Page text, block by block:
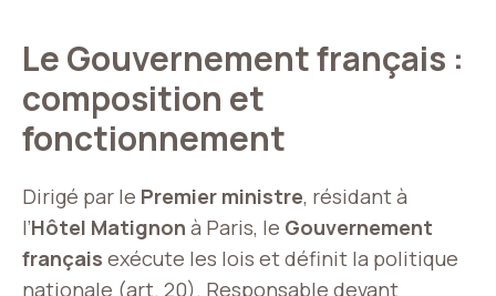
Le Gouvernement français :
composition et
fonctionnement
Dirigé par le Premier ministre, résidant à
l’Hôtel Matignon à Paris, le Gouvernement
français exécute les lois et définit la politique
nationale (art. 20). Responsable devant